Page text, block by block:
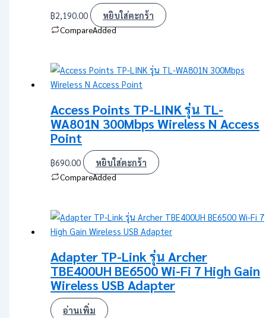
฿2,190.00 หยิบใส่ตะกร้า
CompareAdded
Access Points TP-LINK รุ่น TL-
WA801N 300Mbps Wireless N Access
Point
฿690.00 หยิบใส่ตะกร้า
CompareAdded
Adapter TP-Link รุ่น Archer
TBE400UH BE6500 Wi-Fi 7 High Gain
Wireless USB Adapter
อ่านเพิ่ม